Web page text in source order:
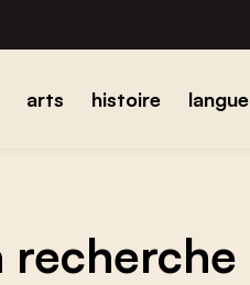
arts histoire langue
recherche